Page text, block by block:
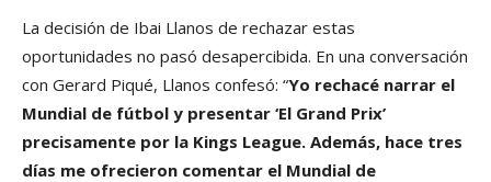
La decisión de Ibai Llanos de rechazar estas
oportunidades no pasó desapercibida. En una conversación
con Gerard Piqué, Llanos confesó: “Yo rechacé narrar el
Mundial de fútbol y presentar ‘El Grand Prix’
precisamente por la Kings League. Además, hace tres
días me ofrecieron comentar el Mundial de